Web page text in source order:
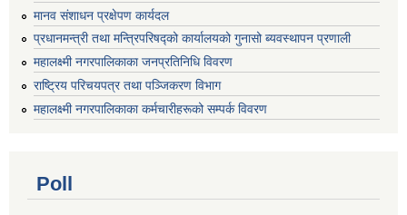
मानव संशाधन प्रक्षेपण कार्यदल
प्रधानमन्त्री तथा मन्त्रिपरिषद्को कार्यालयको गुनासो ब्यवस्थापन प्रणाली
महालक्ष्मी नगरपालिकाका जनप्रतिनिधि विवरण
राष्ट्रिय परिचयपत्र तथा पञ्जिकरण विभाग
महालक्ष्मी नगरपालिकाका कर्मचारीहरूको सम्पर्क विवरण
Poll